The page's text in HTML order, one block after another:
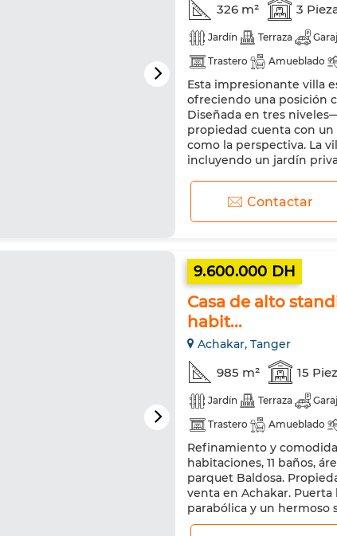
326 m² 3
Jardín Terraza
Trastero
Amueblado
Aire acondicionado
Cocina equipada
Horno
Esta impresionante villa
ofreciendo una posición
Diseñada en tres
propiedad cuenta con
como la perspectiva. La
incluyendo un jardín
Contactar
9.600.000 DH
Casa de alto
habit...
Achakar, Tanger
985 m² 15
Jardín Terraza
Trastero
Amueblado
Chimenea
Aire
Doble acristalamiento
Lavadora
Microondas
Refinamiento y
habitaciones, 11 baños,
parquet Baldosa.
venta en Achakar.
parabólica y un hermoso
incluyendo una